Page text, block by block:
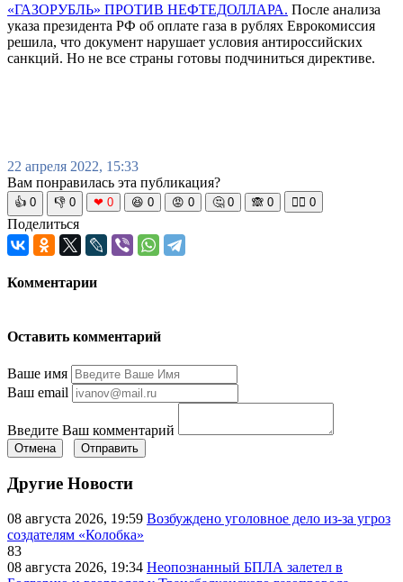
«ГАЗОРУБЛЬ» ПРОТИВ НЕФТЕДОЛЛАРА. После анализа
указа президента РФ об оплате газа в рублях Еврокомиссия
решила, что документ нарушает условия антироссийских
санкций. Но не все страны готовы подчиниться директиве.
22 апреля 2022, 15:33
Вам понравилась эта публикация?
👍 0 👎 0 ❤ 0 😆 0 😡 0 🤔 0 🙈 0 🧘‍♀️ 0
Поделиться
Комментарии
Оставить комментарий
Ваше имя
Ваш email
Введите Ваш комментарий
Отмена Отправить
Другие Новости
08 августа 2026, 19:59 Возбуждено уголовное дело из-за угроз
создателям «Колобка»
83
08 августа 2026, 19:34 Неопознанный БПЛА залетел в